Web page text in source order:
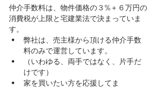
仲介手数料は、物件価格の３%＋６万円の
消費税が上限と宅建業法で決まっていま
す。
弊社は、売主様から頂ける仲介手数
料のみで運営しています。
（いわゆる、両手ではなく、片手だ
けです）
家を買いたい方を応援してま